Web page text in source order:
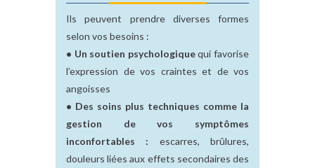
Ils peuvent prendre diverses formes
selon vos besoins :
• Un soutien psychologiquequi favorise
l’expression de vos craintes et de vos
angoisses
• Des soins plus techniques comme la
gestion de vos symptômes
inconfortables : escarres, brûlures,
douleurs liées aux effets secondaires des